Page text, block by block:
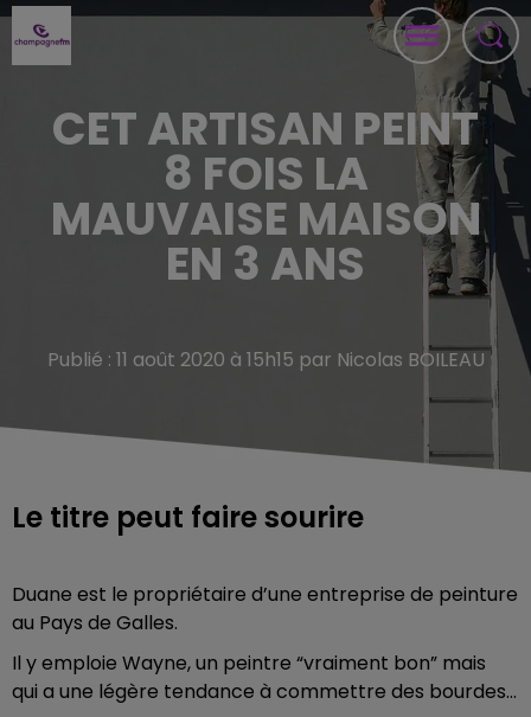
CET ARTISAN PEINT
8 FOIS LA
MAUVAISE MAISON
EN 3 ANS
Publié : 11 août 2020 à 15h15 par Nicolas BOILEAU
Le titre peut faire sourire
Duane est le propriétaire d’une entreprise de peinture
au Pays de Galles.
Il y emploie Wayne, un peintre “vraiment bon” mais
qui a une légère tendance à commettre des bourdes...